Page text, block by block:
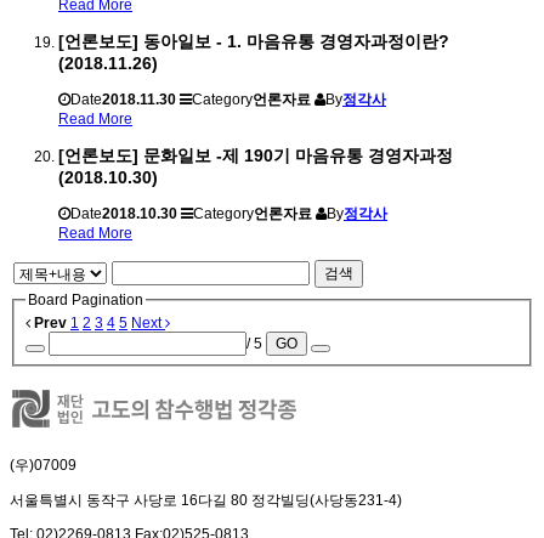
Read More
[언론보도] 동아일보 - 1. 마음유통 경영자과정이란?
(2018.11.26)
Date2018.11.30 Category언론자료 By정각사
Read More
[언론보도] 문화일보 -제 190기 마음유통 경영자과정
(2018.10.30)
Date2018.10.30 Category언론자료 By정각사
Read More
검색
Board Pagination
Prev 1 2 3 4 5 Next
/ 5
GO
(우)07009
서울특별시 동작구 사당로 16다길 80 정각빌딩(사당동231-4)
Tel: 02)2269-0813 Fax:02)525-0813